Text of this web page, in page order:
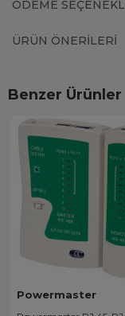
ÖDEME
ÜRÜN ÖNERILERI
Benzer Ürünler
Powermaster